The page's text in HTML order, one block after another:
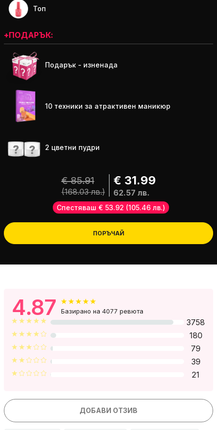
Топ
+ПОДАРЪК:
Подарък - изненада
10 техники за атрактивен маникюр
2 цветни пудри
€ 85.91
(168.03 лв.)
€ 31.99
62.57 лв.
Спестяваш € 53.92 (105.46 лв.)
ПОРЪЧАЙ
4.87 Базирано на 4077 ревюта
3758
180
79
39
21
ДОБАВИ ОТЗИВ